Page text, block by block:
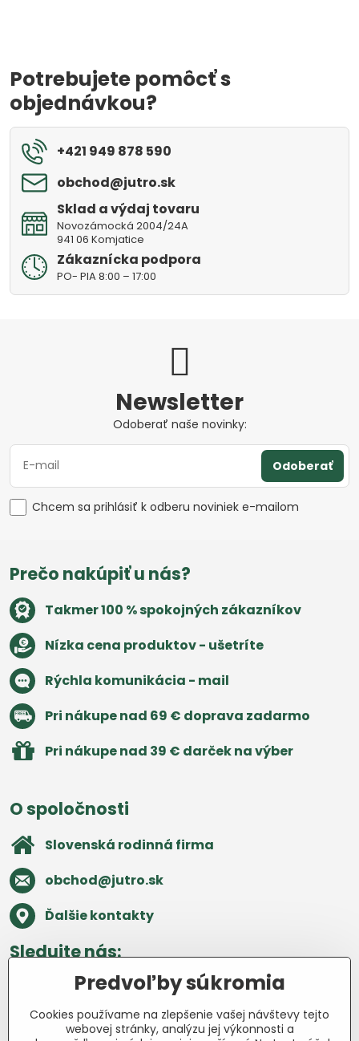
Potrebujete pomôcť s
objednávkou?
+421 949 878 590
obchod​@jutro​.sk
Sklad a výdaj tovaru
Novozámocká 2004/24A
941 06 Komjatice
Zákaznícka podpora
PO- PIA 8:00 – 17:00
Newsletter
Odoberať naše novinky:
Odoberať
Chcem sa prihlásiť k odberu noviniek e-mailom
Prečo nakúpiť u nás?
Takmer 100 % spokojných zákazníkov
Nízka cena produktov - ušetríte
Rýchla komunikácia - mail
Pri nákupe nad 69 € doprava zadarmo
Pri nákupe nad 39 € darček na výber
O spoločnosti
Slovenská rodinná firma
obchod​@jutro​.sk
Ďalšie kontakty
Sledujte nás:
Facebook Pinterest Instagram Blog
Všetko o nákupe
Predvoľby súkromia
Cookies používame na zlepšenie vašej návštevy tejto
webovej stránky, analýzu jej výkonnosti a